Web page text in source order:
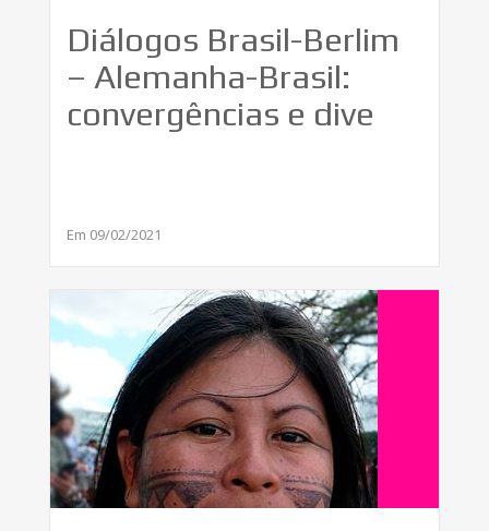
Diálogos Brasil-Berlim
– Alemanha-Brasil:
convergências e dive
Em 09/02/2021